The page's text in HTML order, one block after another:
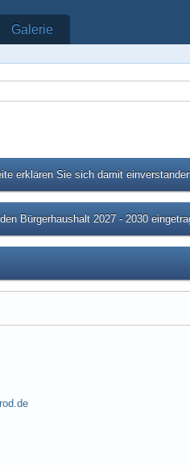
Galerie
erklären Sie sich damit
Bürgerhaushalt 2027 - 2030